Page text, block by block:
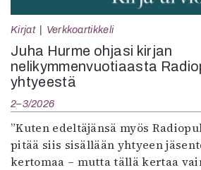
Kirjat Verkkoartikkeli
Juha Hurme ohjasi kirjan
nelikymmenvuotiaasta
yhtyeestä
2–3/2026
”Kuten edeltäjänsä myös
pitää siis sisällään yhtyeen
kertomaa – mutta tällä kertaa